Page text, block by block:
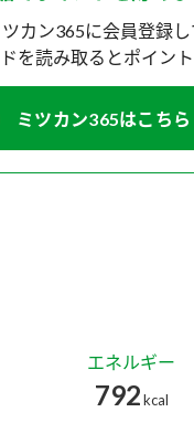
ツカン365に会員登録し
を読み取ると ポイン
ミツカン365はこちら
エネルギー
792kcal